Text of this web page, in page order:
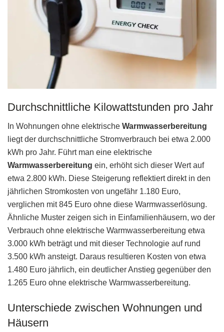
Durchschnittliche Kilowattstunden pro Jahr
In Wohnungen ohne elektrische Warmwasserbereitung
liegt der durchschnittliche Stromverbrauch bei etwa 2.000
kWh pro Jahr. Führt man eine elektrische
Warmwasserbereitung ein, erhöht sich dieser Wert auf
etwa 2.800 kWh. Diese Steigerung reflektiert direkt in den
jährlichen Stromkosten von ungefähr 1.180 Euro,
verglichen mit 845 Euro ohne diese Warmwasserlösung.
Ähnliche Muster zeigen sich in Einfamilienhäusern, wo der
Verbrauch ohne elektrische Warmwasserbereitung etwa
3.000 kWh beträgt und mit dieser Technologie auf rund
3.500 kWh ansteigt. Daraus resultieren Kosten von etwa
1.480 Euro jährlich, ein deutlicher Anstieg gegenüber den
1.265 Euro ohne elektrische Warmwasserbereitung.
Unterschiede zwischen Wohnungen und
Häusern